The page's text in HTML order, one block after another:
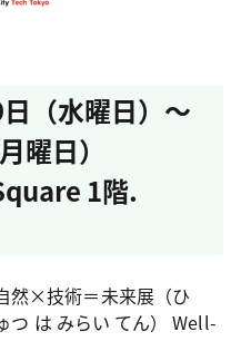
（水曜日）～
曜日）
1階.
然×技術＝未来展（ひ
つ は みらい てん） Well-